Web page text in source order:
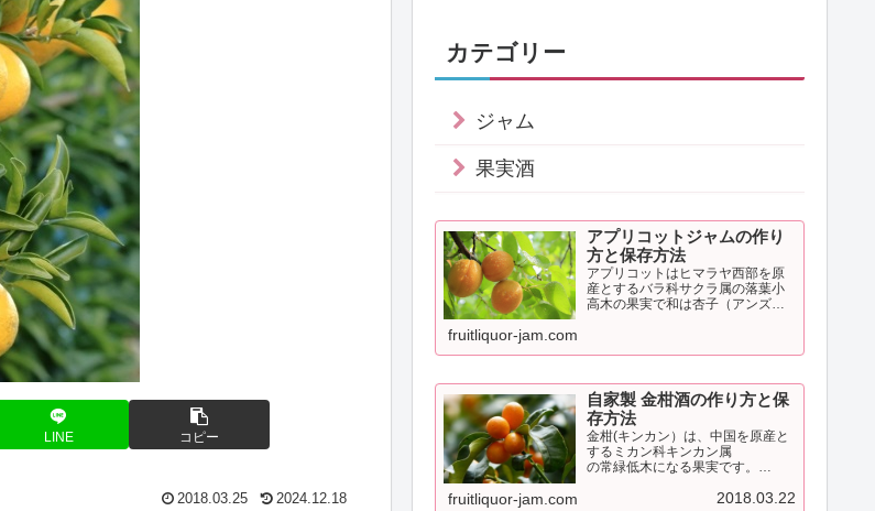
LINE コピー
2018.03.25 2024.12.18
カテゴリー
ジャム
果実酒
アプリコットジャムの作り
方と保存方法
アプリコットはヒマラヤ西部を原
産とするバラ科サクラ属の落葉小
高木の果実で和は杏子（アンズ）
まれているためです。
fruitliquor-jam.com
自家製 金柑酒の作り方と保
存方法
金柑(キンカン）は、中国を原産と
するミカン科キンカン属
の常緑低木になる果実です。
ャムや甘露煮などに利用さ
fruitliquor-jam.com 2018.03.22